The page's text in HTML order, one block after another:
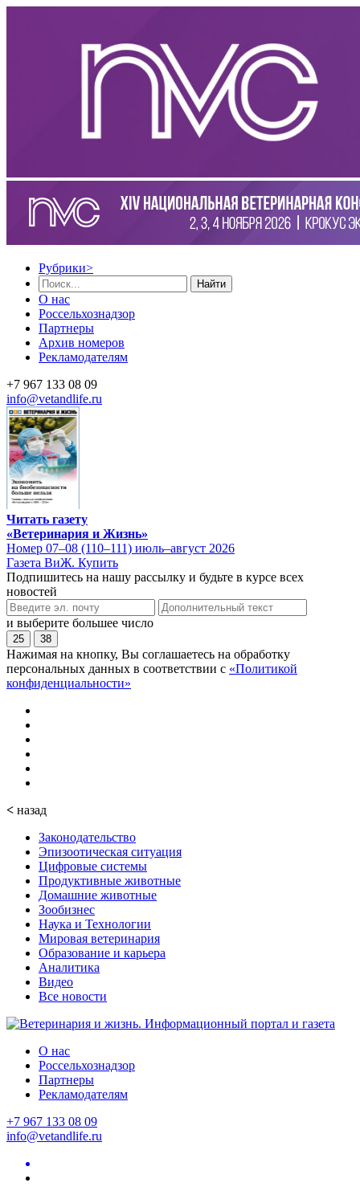
Рубрики>
Найти
О нас
Россельхознадзор
Партнеры
Архив номеров
Рекламодателям
+7 967 133 08 09
info@vetandlife.ru
Читать газету
«Ветеринария и Жизнь»
Номер 07–08 (110–111) июль–август 2026
Газета ВиЖ. Купить
Подпишитесь на нашу рассылку и будьте в курсе всех
новостей
и выберите большее число
25 38
Нажимая на кнопку, Вы соглашаетесь на обработку
персональных данных в соответствии с «Политикой
конфиденциальности»
< назад
Законодательство
Эпизоотическая ситуация
Цифровые системы
Продуктивные животные
Домашние животные
Зообизнес
Наука и Технологии
Мировая ветеринария
Образование и карьера
Аналитика
Видео
Все новости
О нас
Россельхознадзор
Партнеры
Рекламодателям
+7 967 133 08 09
info@vetandlife.ru